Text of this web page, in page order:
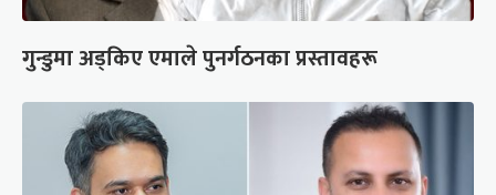
गुन्डुमा अड्किए एमाले पुनर्गठनका प्रस्तावहरू